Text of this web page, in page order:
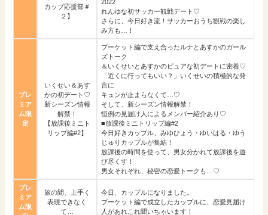
カップ応援部＃
２】
2022
れんゆな初サッカー観戦デート♡
さらに、今日好き流！サッカーおうち観戦の楽し
み方も…！
プレ
ミア
ム限
定
いくせい＆あす
かの初デート♡
新シーズン情報
解禁！
【放課後ミニト
リップ編#2】
プーケット編で支え合ったルナとあすかのガール
ズトーク
＆いくせいとあすかのピュアな初デートに密着♡
「近くに行ってもいい？」いくせいの積極的な発
言に
キュンが止まらなくて…♡
そして、新シーズン情報解禁！
恒例の見届け人によるメンバー紹介あり♡
■放課後ミニトリップ編#2
今日好きカップル、みゆひょう・ゆいはる・ゆう
じゅりカップルが集結！
放課後の時間を使って、男女分かれて放課後を遊
び尽くす！
男女それぞれ、秘密の恋愛トークも…♡
プレ
ミア
ム限
旅の間、上手く
表現できなく
て…
今日、カップルになりました。
プーケット編で成立したカップルに、恋愛見届け
人があれこれ聞いちゃいます！